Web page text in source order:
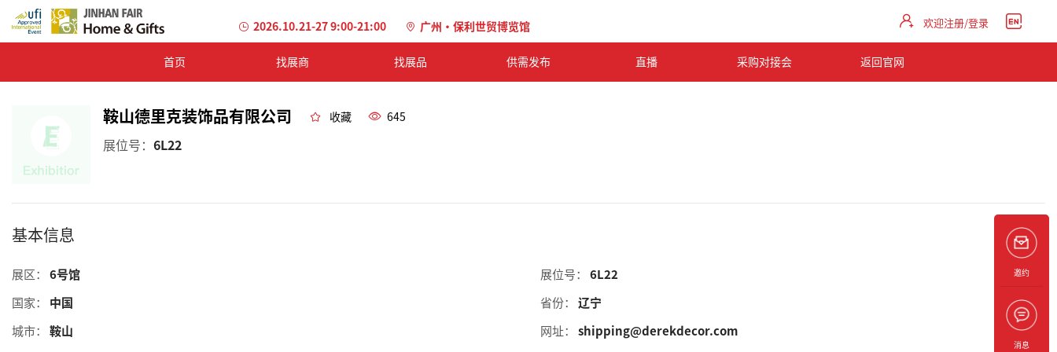
2026.10.21-27 9:00-21:00 广州·保利世贸博览馆 欢迎注册/登录
首页 找展商 找展品 供需发布 直播 采购对接会 返回官网
鞍山德里克装饰品有限公司 收藏 645
展位号： 6L22
基本信息
展区： 6号馆 展位号：
6L22
国家：
中国 省份：
辽宁
城市：
鞍山 网址： shipping@derekdecor.com
邀约
消息